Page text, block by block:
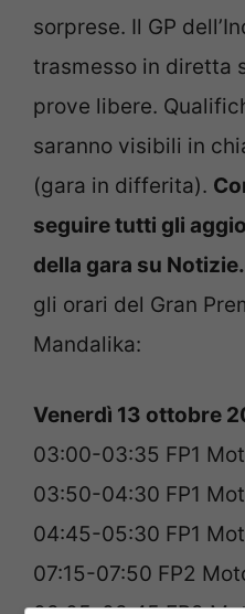
sorprese. Il GP
trasmesso in diretta
prove libere.
saranno visibili in
(gara in differita).
seguire tutti gli
della gara su
gli orari del Gran
Mandalika:
Venerdì 13 ottobre
03:00-03:35 FP1
03:50-04:30 FP1
04:45-05:30 FP1
07:15-07:50 FP2